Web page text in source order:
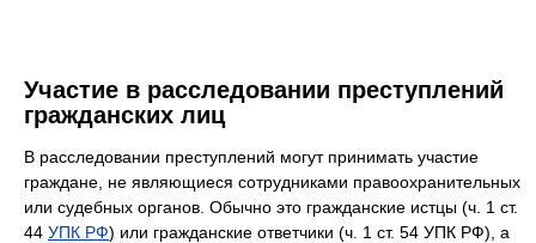
Участие в расследовании преступлений
гражданских лиц
В расследовании преступлений могут принимать участие
граждане, не являющиеся сотрудниками правоохранительных
или судебных органов. Обычно это гражданские истцы (ч. 1 ст.
44 УПК РФ) или гражданские ответчики (ч. 1 ст. 54 УПК РФ), а